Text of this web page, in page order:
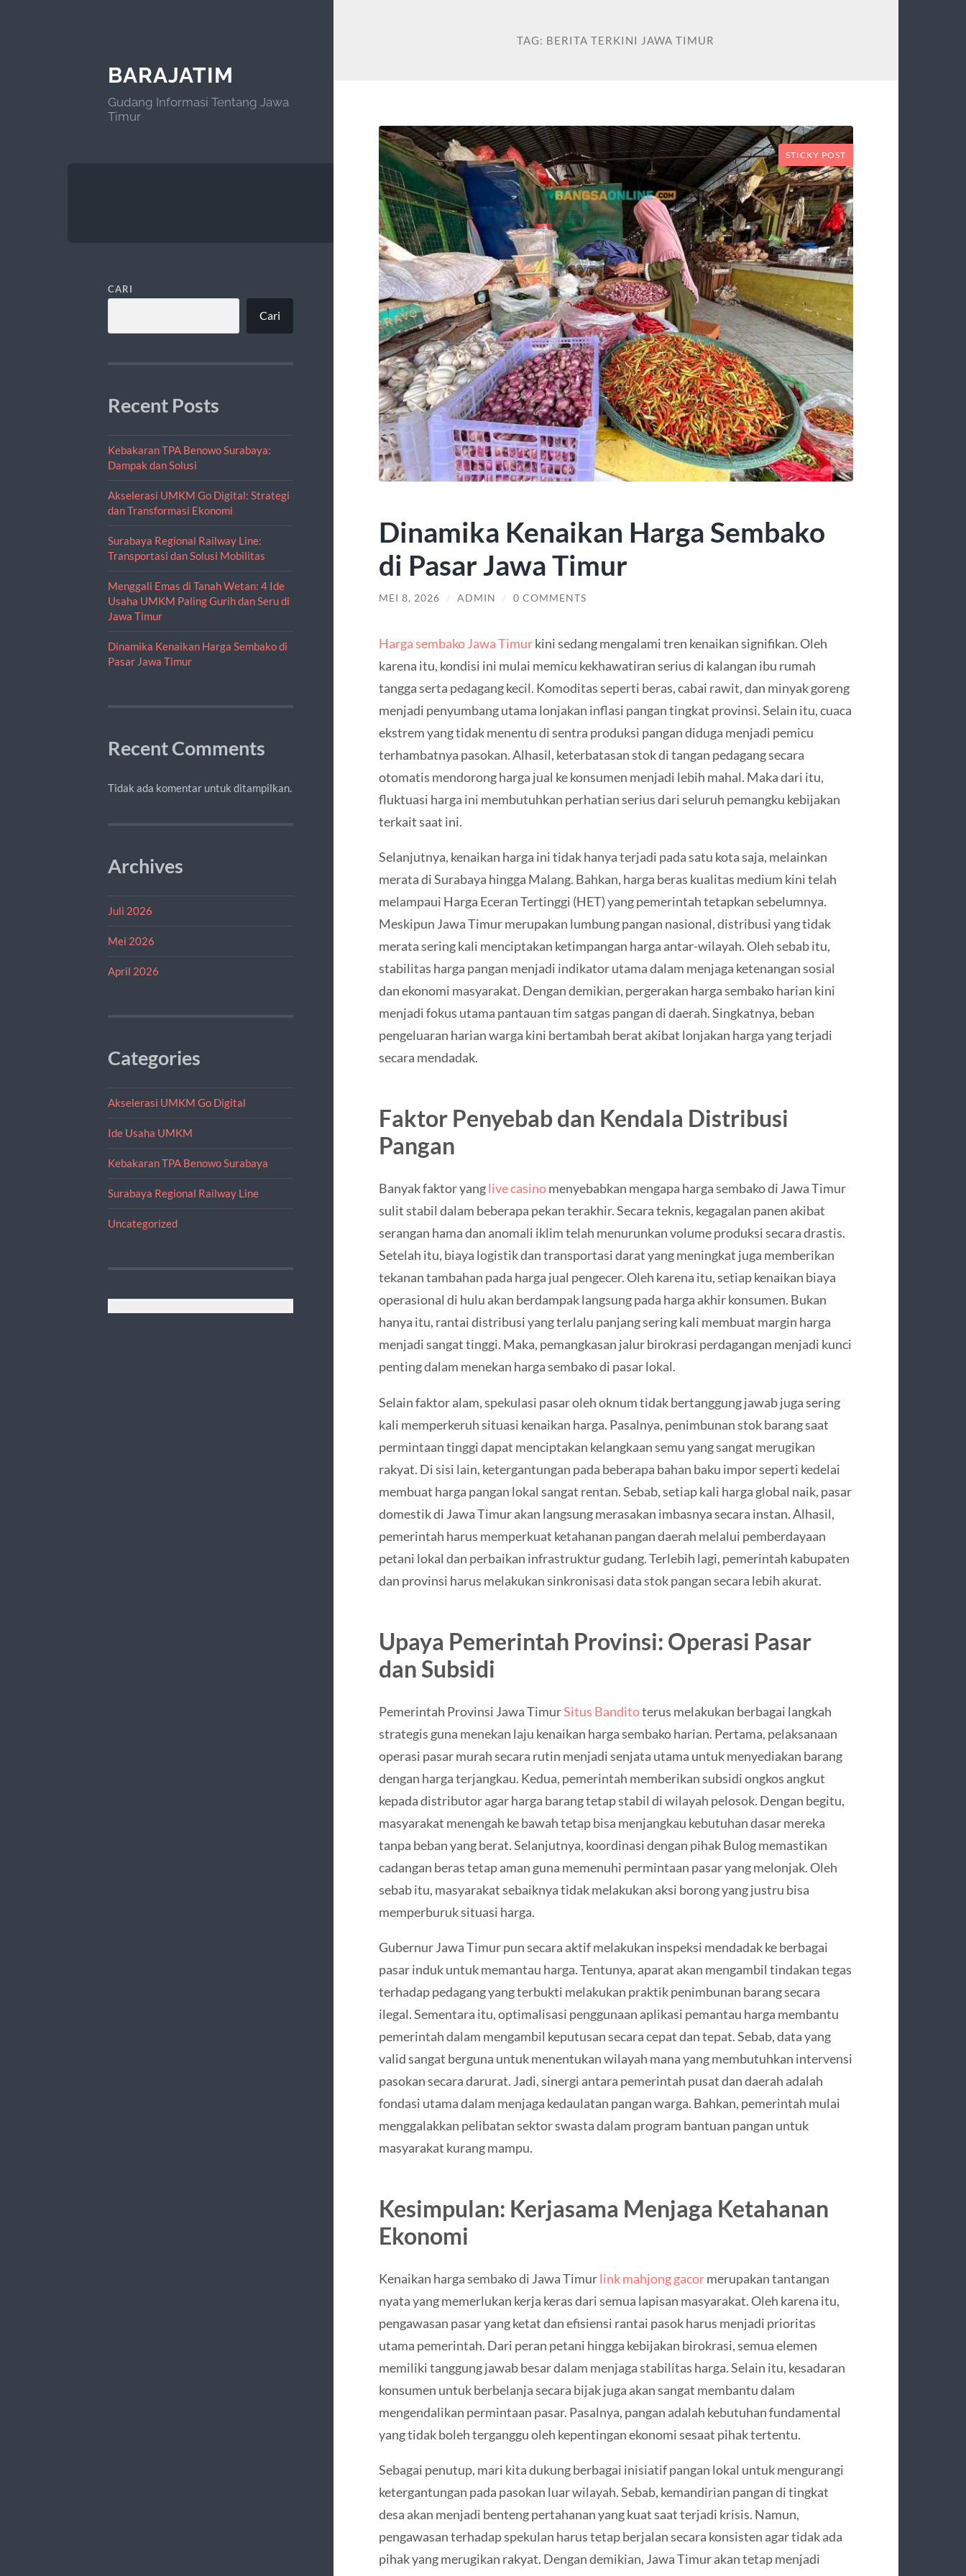
BARAJATIM
Gudang Informasi Tentang Jawa
Timur
CARI
Cari
Recent Posts
Kebakaran TPA Benowo Surabaya:
Dampak dan Solusi
Akselerasi UMKM Go Digital: Strategi
dan Transformasi Ekonomi
Surabaya Regional Railway Line:
Transportasi dan Solusi Mobilitas
Menggali Emas di Tanah Wetan: 4 Ide
Usaha UMKM Paling Gurih dan Seru di
Jawa Timur
Dinamika Kenaikan Harga Sembako di
Pasar Jawa Timur
Recent Comments
Tidak ada komentar untuk ditampilkan.
Archives
Juli 2026
Mei 2026
April 2026
Categories
Akselerasi UMKM Go Digital
Ide Usaha UMKM
Kebakaran TPA Benowo Surabaya
Surabaya Regional Railway Line
Uncategorized
TAG: BERITA TERKINI JAWA TIMUR
STICKY POST
Dinamika Kenaikan Harga Sembako
di Pasar Jawa Timur
MEI 8, 2026 / ADMIN / 0 COMMENTS
Harga sembako Jawa Timurkini sedang mengalami tren kenaikan signifikan. Oleh
karena itu, kondisi ini mulai memicu kekhawatiran serius di kalangan ibu rumah
tangga serta pedagang kecil. Komoditas seperti beras, cabai rawit, dan minyak goreng
menjadi penyumbang utama lonjakan inflasi pangan tingkat provinsi. Selain itu, cuaca
ekstrem yang tidak menentu di sentra produksi pangan diduga menjadi pemicu
terhambatnya pasokan. Alhasil, keterbatasan stok di tangan pedagang secara
otomatis mendorong harga jual ke konsumen menjadi lebih mahal. Maka dari itu,
fluktuasi harga ini membutuhkan perhatian serius dari seluruh pemangku kebijakan
terkait saat ini.
Selanjutnya, kenaikan harga ini tidak hanya terjadi pada satu kota saja, melainkan
merata di Surabaya hingga Malang. Bahkan, harga beras kualitas medium kini telah
melampaui Harga Eceran Tertinggi (HET) yang pemerintah tetapkan sebelumnya.
Meskipun Jawa Timur merupakan lumbung pangan nasional, distribusi yang tidak
merata sering kali menciptakan ketimpangan harga antar-wilayah. Oleh sebab itu,
stabilitas harga pangan menjadi indikator utama dalam menjaga ketenangan sosial
dan ekonomi masyarakat. Dengan demikian, pergerakan harga sembako harian kini
menjadi fokus utama pantauan tim satgas pangan di daerah. Singkatnya, beban
pengeluaran harian warga kini bertambah berat akibat lonjakan harga yang terjadi
secara mendadak.
Faktor Penyebab dan Kendala Distribusi
Pangan
Banyak faktor yanglive casinomenyebabkan mengapa harga sembako di Jawa Timur
sulit stabil dalam beberapa pekan terakhir. Secara teknis, kegagalan panen akibat
serangan hama dan anomali iklim telah menurunkan volume produksi secara drastis.
Setelah itu, biaya logistik dan transportasi darat yang meningkat juga memberikan
tekanan tambahan pada harga jual pengecer. Oleh karena itu, setiap kenaikan biaya
operasional di hulu akan berdampak langsung pada harga akhir konsumen. Bukan
hanya itu, rantai distribusi yang terlalu panjang sering kali membuat margin harga
menjadi sangat tinggi. Maka, pemangkasan jalur birokrasi perdagangan menjadi kunci
penting dalam menekan harga sembako di pasar lokal.
Selain faktor alam, spekulasi pasar oleh oknum tidak bertanggung jawab juga sering
kali memperkeruh situasi kenaikan harga. Pasalnya, penimbunan stok barang saat
permintaan tinggi dapat menciptakan kelangkaan semu yang sangat merugikan
rakyat. Di sisi lain, ketergantungan pada beberapa bahan baku impor seperti kedelai
membuat harga pangan lokal sangat rentan. Sebab, setiap kali harga global naik, pasar
domestik di Jawa Timur akan langsung merasakan imbasnya secara instan. Alhasil,
pemerintah harus memperkuat ketahanan pangan daerah melalui pemberdayaan
petani lokal dan perbaikan infrastruktur gudang. Terlebih lagi, pemerintah kabupaten
dan provinsi harus melakukan sinkronisasi data stok pangan secara lebih akurat.
Upaya Pemerintah Provinsi: Operasi Pasar
dan Subsidi
Pemerintah Provinsi Jawa TimurSitus Banditoterus melakukan berbagai langkah
strategis guna menekan laju kenaikan harga sembako harian. Pertama, pelaksanaan
operasi pasar murah secara rutin menjadi senjata utama untuk menyediakan barang
dengan harga terjangkau. Kedua, pemerintah memberikan subsidi ongkos angkut
kepada distributor agar harga barang tetap stabil di wilayah pelosok. Dengan begitu,
masyarakat menengah ke bawah tetap bisa menjangkau kebutuhan dasar mereka
tanpa beban yang berat. Selanjutnya, koordinasi dengan pihak Bulog memastikan
cadangan beras tetap aman guna memenuhi permintaan pasar yang melonjak. Oleh
sebab itu, masyarakat sebaiknya tidak melakukan aksi borong yang justru bisa
memperburuk situasi harga.
Gubernur Jawa Timur pun secara aktif melakukan inspeksi mendadak ke berbagai
pasar induk untuk memantau harga. Tentunya, aparat akan mengambil tindakan tegas
terhadap pedagang yang terbukti melakukan praktik penimbunan barang secara
ilegal. Sementara itu, optimalisasi penggunaan aplikasi pemantau harga membantu
pemerintah dalam mengambil keputusan secara cepat dan tepat. Sebab, data yang
valid sangat berguna untuk menentukan wilayah mana yang membutuhkan intervensi
pasokan secara darurat. Jadi, sinergi antara pemerintah pusat dan daerah adalah
fondasi utama dalam menjaga kedaulatan pangan warga. Bahkan, pemerintah mulai
menggalakkan pelibatan sektor swasta dalam program bantuan pangan untuk
masyarakat kurang mampu.
Kesimpulan: Kerjasama Menjaga Ketahanan
Ekonomi
Kenaikan harga sembako di Jawa Timurlink mahjong gacormerupakan tantangan
nyata yang memerlukan kerja keras dari semua lapisan masyarakat. Oleh karena itu,
pengawasan pasar yang ketat dan efisiensi rantai pasok harus menjadi prioritas
utama pemerintah. Dari peran petani hingga kebijakan birokrasi, semua elemen
memiliki tanggung jawab besar dalam menjaga stabilitas harga. Selain itu, kesadaran
konsumen untuk berbelanja secara bijak juga akan sangat membantu dalam
mengendalikan permintaan pasar. Pasalnya, pangan adalah kebutuhan fundamental
yang tidak boleh terganggu oleh kepentingan ekonomi sesaat pihak tertentu.
Sebagai penutup, mari kita dukung berbagai inisiatif pangan lokal untuk mengurangi
ketergantungan pada pasokan luar wilayah. Sebab, kemandirian pangan di tingkat
desa akan menjadi benteng pertahanan yang kuat saat terjadi krisis. Namun,
pengawasan terhadap spekulan harus tetap berjalan secara konsisten agar tidak ada
pihak yang merugikan rakyat. Dengan demikian, Jawa Timur akan tetap menjadi